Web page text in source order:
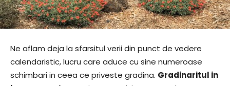
Ne aflam deja la sfarsitul verii din punct de vedere
calendaristic, lucru care aduce cu sine numeroase
schimbari in ceea ce priveste gradina. Gradinaritul in